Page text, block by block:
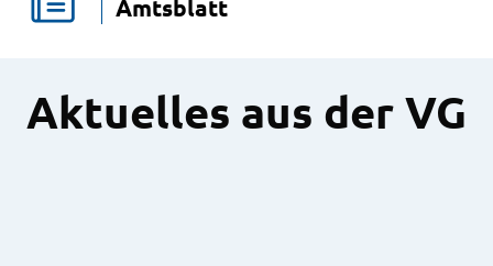
Amtsblatt
Aktuelles aus der VG